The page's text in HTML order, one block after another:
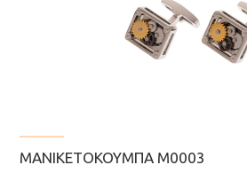
ΜΑΝΙΚΕΤΌΚΟΥΜΠΑ Μ0003